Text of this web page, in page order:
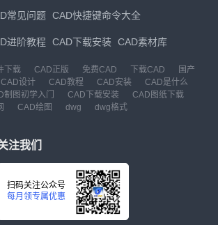
常见问题 CAD快捷键命令大全
进阶教程 CAD下载安装 CAD素材库
下载 CAD正版 免费CAD 下载CAD
国产
CAD设计 CAD教程 CAD安装
CAD是什么
制图初学入门 CAD下载安装
CAD图纸下载
CAD绘图 dwg dwg格式
注我们
扫码关注公众号
每月领专属优惠